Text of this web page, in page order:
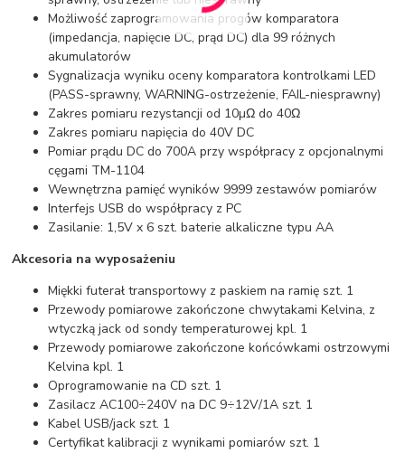
Możliwość zaprogramowania progów komparatora
(impedancja, napięcie DC, prąd DC) dla 99 różnych
akumulatorów
Sygnalizacja wyniku oceny komparatora kontrolkami LED
(PASS-sprawny, WARNING-ostrzeżenie, FAIL-niesprawny)
Zakres pomiaru rezystancji od 10µΩ do 40Ω
Zakres pomiaru napięcia do 40V DC
Pomiar prądu DC do 700A przy współpracy z opcjonalnymi
cęgami TM-1104
Wewnętrzna pamięć wyników 9999 zestawów pomiarów
Interfejs USB do współpracy z PC
Zasilanie: 1,5V x 6 szt. baterie alkaliczne typu AA
Akcesoria na wyposażeniu
Miękki futerał transportowy z paskiem na ramię szt. 1
Przewody pomiarowe zakończone chwytakami Kelvina, z
wtyczką jack od sondy temperaturowej kpl. 1
Przewody pomiarowe zakończone końcówkami ostrzowymi
Kelvina kpl. 1
Oprogramowanie na CD szt. 1
Zasilacz AC100÷240V na DC 9÷12V/1A szt. 1
Kabel USB/jack szt. 1
Certyfikat kalibracji z wynikami pomiarów szt. 1